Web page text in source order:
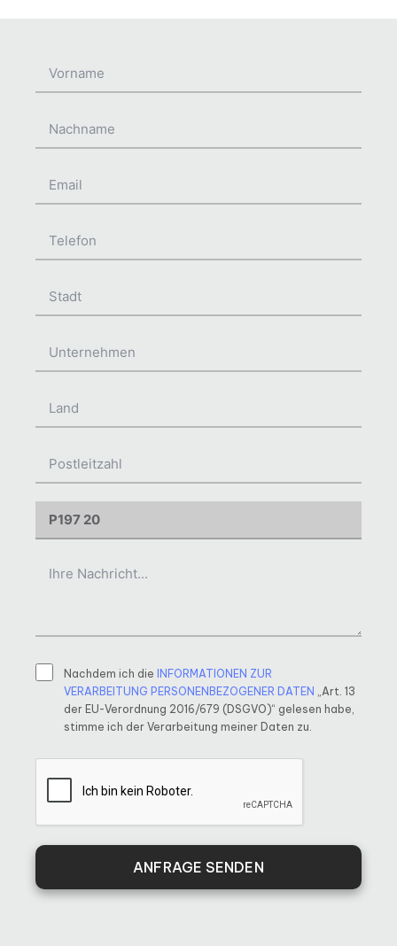
Nachdem ich die INFORMATIONEN ZUR
VERARBEITUNG PERSONENBEZOGENER DATEN
„Art. 13
der EU-Verordnung 2016/679 (DSGVO)“ gelesen habe,
stimme ich der Verarbeitung meiner Daten zu.
ANFRAGE SENDEN